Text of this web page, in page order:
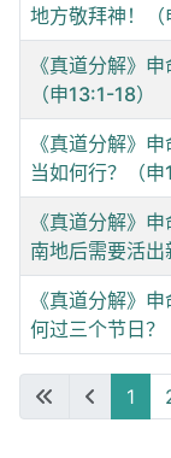
地方敬拜神！（
《真道分解》
（申13:1-18）
《真道分解》
当如何行？（申
《真道分解》
南地后需要活出
《真道分解》
何过三个节日？
1